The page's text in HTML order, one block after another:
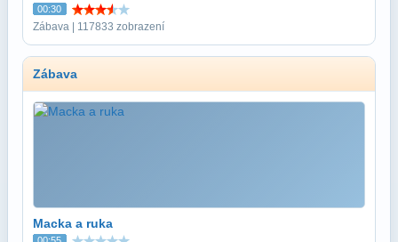
00:30
Zábava | 117833 zobrazení
Zábava
Macka a ruka